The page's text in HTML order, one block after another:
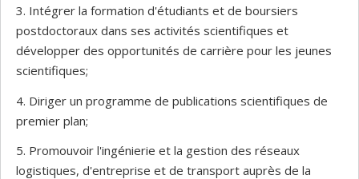
3. Intégrer la formation d'étudiants et de boursiers
postdoctoraux dans ses activités scientifiques et
développer des opportunités de carrière pour les jeunes
scientifiques;
4. Diriger un programme de publications scientifiques de
premier plan;
5. Promouvoir l'ingénierie et la gestion des réseaux
logistiques, d'entreprise et de transport auprès de la